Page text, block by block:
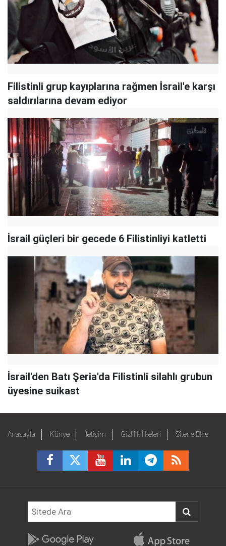
Filistinli grup kayıplarına rağmen İsrail'e karşı
saldırılarına devam ediyor
İsrail güçleri bir gecede 6 Filistinliyi katletti
İsrail'den Batı Şeria'da Filistinli silahlı grubun
üyesine suikast
Anasayfa Künye İletişim Gizlilik İlkeleri Sitene Ekle